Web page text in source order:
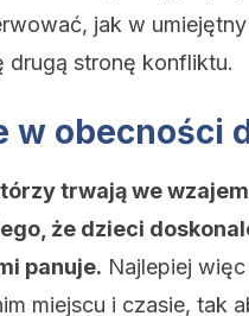
jak w
drugą stronę konfliktu.
w obecności
trwają we
że dzieci
panuje. Najlepiej
miejscu i czasie, tak